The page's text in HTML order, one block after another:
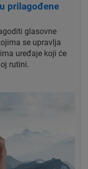
prilagođene
glasovne
se upravlja
uređaje koji će
rutini.